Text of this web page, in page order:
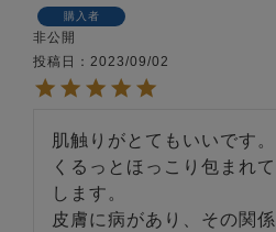
購入者
非公開
投稿日
2023/09/02
肌触りがとてもいいです。
くるっとほっこり包まれ
します。
皮膚に病があり、その関